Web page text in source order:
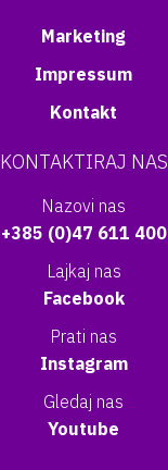
Marketing
Impressum
Kontakt
KONTAKTIRAJ NAS
Nazovi nas
+385 (0)47 611 400
Lajkaj nas
Facebook
Prati nas
Instagram
Gledaj nas
Youtube